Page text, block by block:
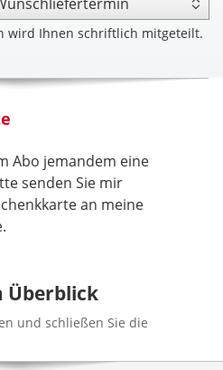
wird Ihnen schriftlich mitgeteilt.
Abo jemandem eine
senden Sie mir
an meine
Überblick
und schließen Sie die